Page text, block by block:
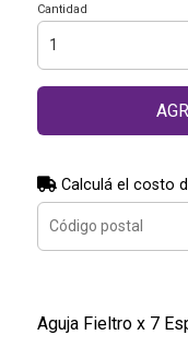
Cantidad
Calculá el costo
Aguja Fieltro x 7